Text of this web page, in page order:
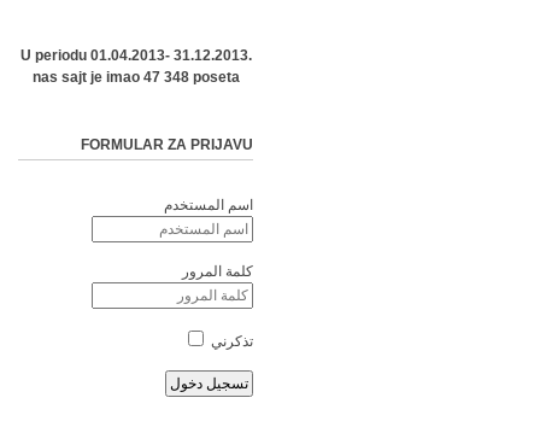
U periodu 01.04.2013- 31.12.2013.
nas sajt je imao 47 348 poseta
FORMULAR ZA PRIJAVU
اسم المستخدم
كلمة المرور
تذكرني